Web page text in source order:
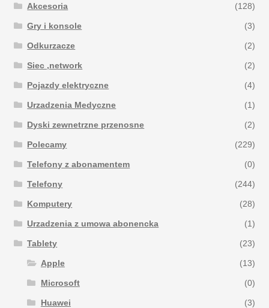
Akcesoria (128)
Gry i konsole (3)
Odkurzacze (2)
Siec ,network (2)
Pojazdy elektryczne (4)
Urzadzenia Medyczne (1)
Dyski zewnetrzne przenosne (2)
Polecamy (229)
Telefony z abonamentem (0)
Telefony (244)
Komputery (28)
Urzadzenia z umowa abonencka (1)
Tablety (23)
Apple (13)
Microsoft (0)
Huawei (3)